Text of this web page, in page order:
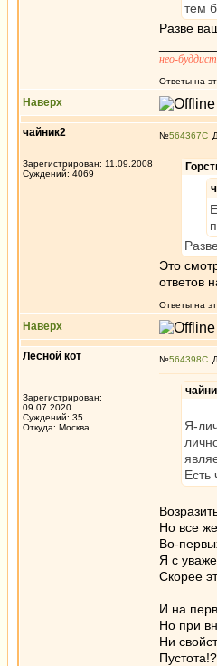
тем
Разве
нео-буддист
Ответы на
Наверх
чайник2
Зарегистрирован: 11.09.2008
Суждений: 4069
№564367
Это
ответов
Ответы на
Наверх
Лесной кот
Зарегистрирован:
09.07.2020
Суждений: 35
Откуда: Москва
№564398
Я-
Есть
Но все
Во-
Я с
Скорее
И на
Но при
Ни
Пустота!?